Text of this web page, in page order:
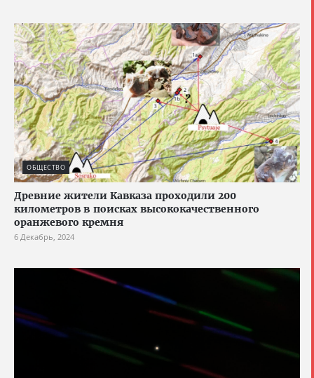
ОБЩЕСТВО
Древние жители Кавказа проходили 200
километров в поисках высококачественного
оранжевого кремня
6 Декабрь, 2024